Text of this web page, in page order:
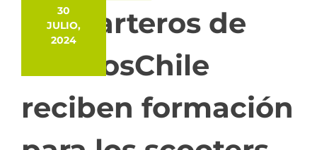
30
JULIO,
2024
Los carteros de
CorreosChile
reciben formación